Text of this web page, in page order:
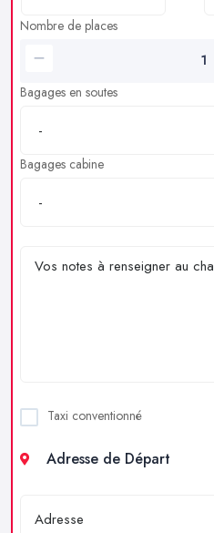
Nombre de places
Bagages en soutes
Bagages cabine
Taxi conventionné
Adresse de Départ